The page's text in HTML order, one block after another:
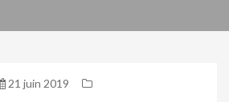
21 juin 2019